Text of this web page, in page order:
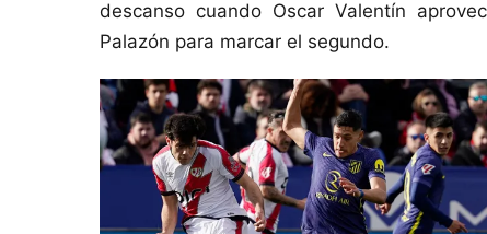
descanso cuando Oscar Valentín
Palazón para marcar el segundo.